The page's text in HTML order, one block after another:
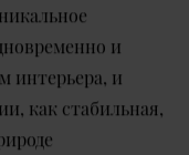
и
интерьера, и
как стабильная,